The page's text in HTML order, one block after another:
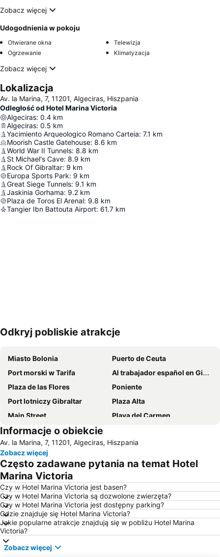
Zobacz więcej
Udogodnienia w pokoju
Otwierane okna
Telewizja
Ogrzewanie
Klimatyzacja
Zobacz więcej
Lokalizacja
Av. la Marina, 7, 11201, Algeciras, Hiszpania
Odległość od Hotel Marina Victoria
Algeciras: 0.4 km
Algeciras: 0.5 km
Yacimiento Arqueologico Romano Carteia: 7.1 km
Moorish Castle Gatehouse: 8.6 km
World War II Tunnels: 8.8 km
St Michael's Cave: 8.9 km
Rock Of Gibraltar: 9 km
Europa Sports Park: 9 km
Great Siege Tunnels: 9.1 km
Jaskinia Gorhama: 9.2 km
Plaza de Toros El Arenal: 9.8 km
Tangier Ibn Battouta Airport: 61.7 km
Powiększ mapę
Odkryj pobliskie atrakcje
Miasto Bolonia
Puerto de Ceuta
Port morski w Tarifa
Al trabajador español en Gibraltar
Plaza de las Flores
Poniente
Port lotniczy Gibraltar
Plaza Alta
Main Street
Playa del Carmen
El Padrón
El Rinconcillo
Plaża Los Lances
Puerto y Varadero de la Duquesa
Zahara de los Atunes
Bahía Dorada
Informacje o obiekcie
Av. la Marina, 7, 11201, Algeciras, Hiszpania
Zobacz więcej
Często zadawane pytania na temat Hotel
Marina Victoria
Czy w Hotel Marina Victoria jest basen?
Czy w Hotel Marina Victoria są dozwolone zwierzęta?
Czy w Hotel Marina Victoria jest dostępny parking?
Gdzie znajduje się Hotel Marina Victoria?
Jakie popularne atrakcje znajdują się w pobliżu Hotel Marina
Victoria?
Zobacz więcej